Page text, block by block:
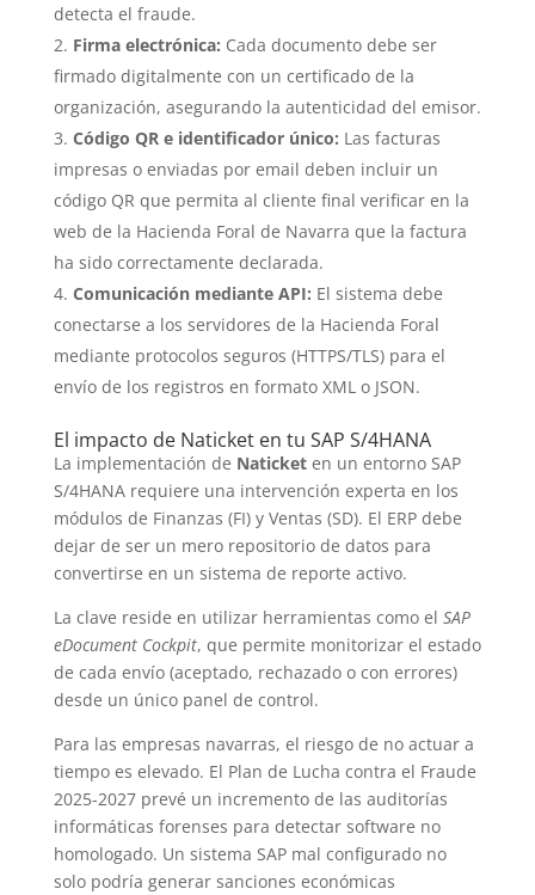
detecta el fraude.
Firma electrónica: Cada documento debe ser
firmado digitalmente con un certificado de la
organización, asegurando la autenticidad del emisor.
Código QR e identificador único: Las facturas
impresas o enviadas por email deben incluir un
código QR que permita al cliente final verificar en la
web de la Hacienda Foral de Navarra que la factura
ha sido correctamente declarada.
Comunicación mediante API: El sistema debe
conectarse a los servidores de la Hacienda Foral
mediante protocolos seguros (HTTPS/TLS) para el
envío de los registros en formato XML o JSON.
El impacto de Naticket en tu SAP S/4HANA
La implementación de Naticketen un entorno SAP
S/4HANA requiere una intervención experta en los
módulos de Finanzas (FI) y Ventas (SD). El ERP debe
dejar de ser un mero repositorio de datos para
convertirse en un sistema de reporte activo.
La clave reside en utilizar herramientas como el SAP
eDocument Cockpit, que permite monitorizar el estado
de cada envío (aceptado, rechazado o con errores)
desde un único panel de control.
Para las empresas navarras, el riesgo de no actuar a
tiempo es elevado. El Plan de Lucha contra el Fraude
2025-2027 prevé un incremento de las auditorías
informáticas forenses para detectar software no
homologado. Un sistema SAP mal configurado no
solo podría generar sanciones económicas